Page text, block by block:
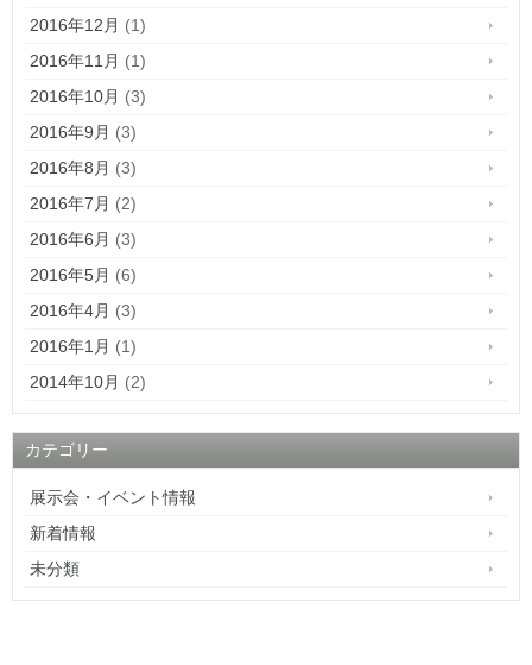
2016年12月 (1)
2016年11月 (1)
2016年10月 (3)
2016年9月 (3)
2016年8月 (3)
2016年7月 (2)
2016年6月 (3)
2016年5月 (6)
2016年4月 (3)
2016年1月 (1)
2014年10月 (2)
カテゴリー
展示会・イベント情報
新着情報
未分類